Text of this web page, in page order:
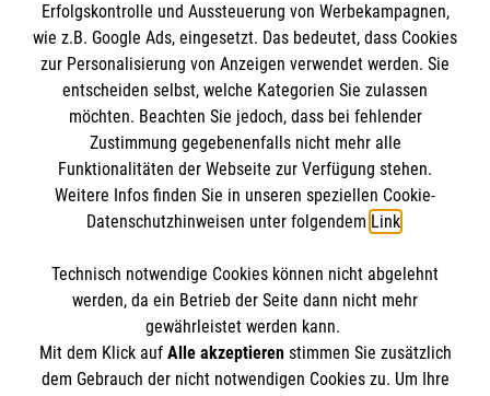
Impressum
Datenschutz
Kontakt
Barrierefreiheit
Die Malteser
Malteser in Deutschland
Malteserorden
Sharepoint
Spendenkonto
Bank: PAX Bank für Kirche und Caritas eG
IBAN: DE31 3706 0120 1201 2136 02
BIC: GENODED1PA7
So finden Sie uns
Musterstraße 4
Erfolgskontrolle und Aussteuerung von Werbekampagnen,
wie z.B. Google Ads, eingesetzt. Das bedeutet, dass Cookies
zur Personalisierung von Anzeigen verwendet werden. Sie
entscheiden selbst, welche Kategorien Sie zulassen
möchten. Beachten Sie jedoch, dass bei fehlender
Zustimmung gegebenenfalls nicht mehr alle
Funktionalitäten der Webseite zur Verfügung stehen.
Weitere Infos finden Sie in unseren speziellen Cookie-
Datenschutzhinweisen unter folgendem Link.
Technisch notwendige Cookies können nicht abgelehnt
werden, da ein Betrieb der Seite dann nicht mehr
gewährleistet werden kann.
Mit dem Klick auf Alle akzeptierenstimmen Sie zusätzlich
dem Gebrauch der nicht notwendigen Cookies zu. Um Ihre